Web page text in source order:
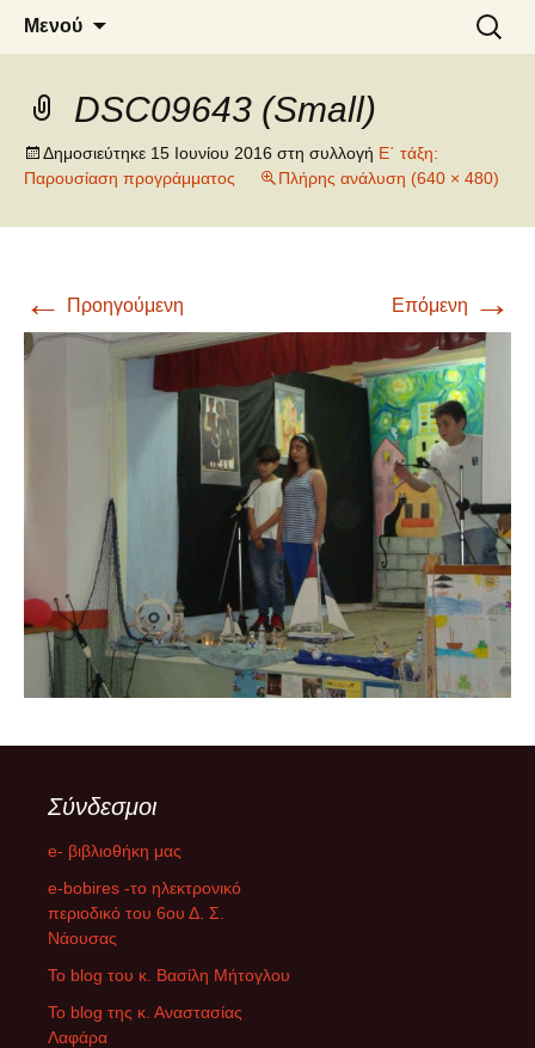
6o ΔΗΜΟΤΙΚΟ ΣΧΟΛΕΙΟ
ΝΑΟΥΣΑΣ
Μενού
για:
DSC09643 (Small)
Δημοσιεύτηκε 15 Ιουνίου 2016 στη συλλογή Ε΄ τάξη:
Παρουσίαση προγράμματος
Πλήρης ανάλυση (640 × 480)
← Προηγούμενη Επόμενη →
Σύνδεσμοι
e- βιβλιοθήκη μας
e-bobires -το ηλεκτρονικό
περιοδικό του 6ου Δ. Σ.
Νάουσας
To blog του κ. Βασίλη Μήτογλου
Το blog της κ. Αναστασίας
Λαφάρα